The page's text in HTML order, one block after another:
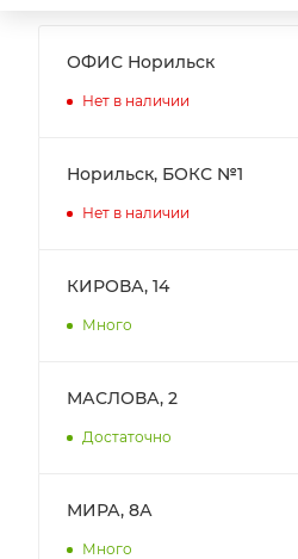
ОФИС Норильск
Нет в наличии
Норильск, БОКС №1
Нет в наличии
КИРОВА, 14
Много
МАСЛОВА, 2
Достаточно
МИРА, 8А
Много